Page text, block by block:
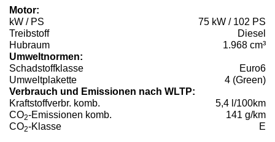
Motor:
kW / PS
75 kW / 102 PS
Treibstoff
Diesel
Hubraum
1.968 cm³
Umweltnormen:
Schadstoffklasse
Euro6
Umweltplakette
4 (Green)
Verbrauch und Emissionen nach WLTP:
Kraftstoffverbr. komb.
5,4 l/100km
CO2-Emissionen komb.
141 g/km
CO2-Klasse E